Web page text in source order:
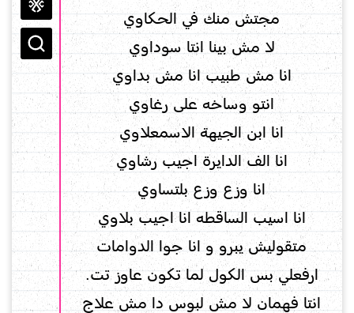
مجتش منك في الحكاوي
لا مش بينا انتا سوداوي
انا مش طبيب انا مش بداوي
انتو وساخه على رغاوي
انا ابن الجيهة الاسمعلاوي
انا الف الدايرة اجيب رشاوي
انا وزع وزع بلتساوي
انا اسيب الساقطه انا اجيب بلاوي
متقوليش يبرو و انا جوا الدوامات
ارفعلي بس الكول لما تكون عاوز تت.
انتا فهمان لا مش لبوس دا مش علاج